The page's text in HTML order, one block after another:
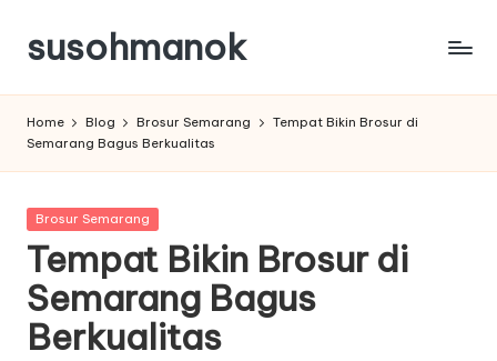
Skip
content
susohmanok
Home Blog Brosur Semarang
Tempat Bikin Brosur di
Semarang Bagus Berkualitas
Posted
Brosur Semarang
Tempat Bikin Brosur di
Semarang Bagus
Berkualitas